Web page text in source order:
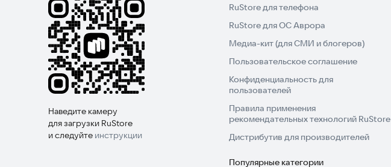
Наведите камеру
для загрузки RuStore
и следуйте инструкции
RuStore для телефона
RuStore для ОС Аврора
Медиа-кит (для СМИ и блогеров)
Пользовательское соглашение
Конфиденциальность для
пользователей
Правила применения
рекомендательных технологий RuStore
Дистрибутив для производителей
Популярные категории